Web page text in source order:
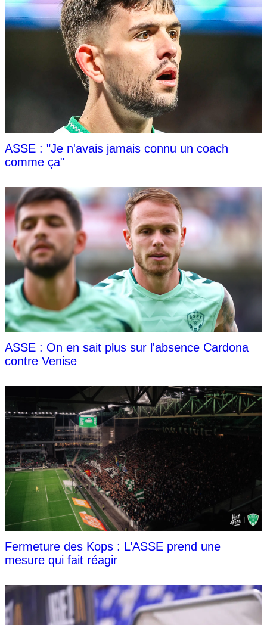
ASSE : "Je n'avais jamais connu un coach
comme ça"
ASSE : On en sait plus sur l'absence Cardona
contre Venise
Fermeture des Kops : L’ASSE prend une
mesure qui fait réagir